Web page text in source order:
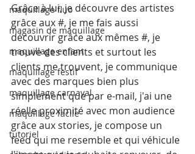
maquillage fluo
magasin de maquillage
maquillage enfant
maquillage festif
maquillage carnaval
maquillage facile
tutoriel
Grâce à lui, je découvre des artistes
grâce aux #, je me fais aussi
découvrir grâce aux mêmes #, je
trouve des clients et surtout les
clients me trouvent, je communique
avec des marques bien plus
simplement que par e-mail, j'ai une
réelle proximité avec mon audience
grâce aux stories, je compose un
feed qui me resemble et qui véhicule